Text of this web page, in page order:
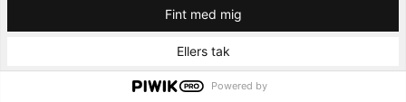
Fint med mig
Ellers tak
Powered by